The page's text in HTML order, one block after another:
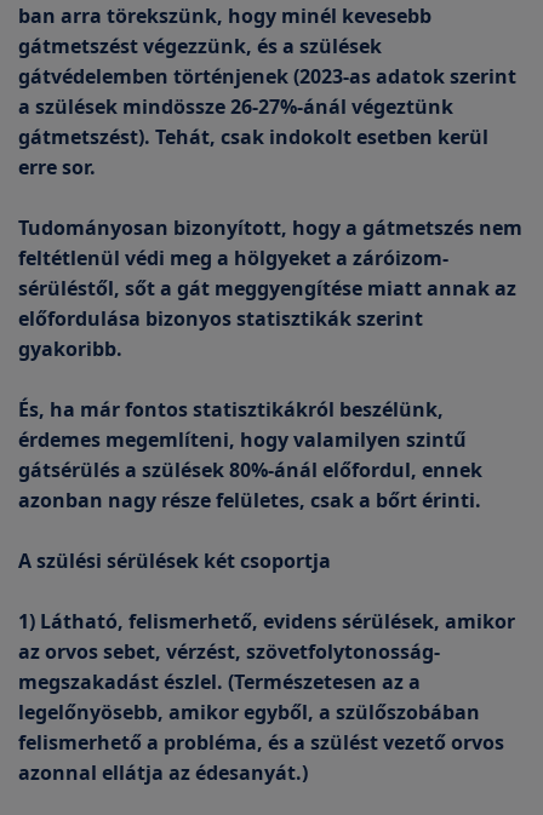
ban arra törekszünk, hogy minél kevesebb
gátmetszést végezzünk, és a szülések
gátvédelemben történjenek (2023-as adatok szerint
a szülések mindössze 26-27%-ánál végeztünk
gátmetszést). Tehát, csak indokolt esetben kerül
erre sor.
Tudományosan bizonyított, hogy a gátmetszés nem
feltétlenül védi meg a hölgyeket a záróizom-
sérüléstől, sőt a gát meggyengítése miatt annak az
előfordulása bizonyos statisztikák szerint
gyakoribb.
És, ha már fontos statisztikákról beszélünk,
érdemes megemlíteni, hogy valamilyen szintű
gátsérülés a szülések 80%-ánál előfordul, ennek
azonban nagy része felületes, csak a bőrt érinti.
A szülési sérülések két csoportja
1) Látható, felismerhető, evidens sérülések, amikor
az orvos sebet, vérzést, szövetfolytonosság-
megszakadást észlel. (Természetesen az a
legelőnyösebb, amikor egyből, a szülőszobában
felismerhető a probléma, és a szülést vezető orvos
azonnal ellátja az édesanyát.)